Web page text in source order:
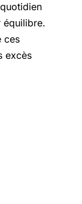
équilibre.
ces
excès